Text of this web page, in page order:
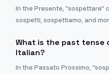
In the Presente, "sospettare"
sospetti, sospettiamo, and
What is the past tense
Italian?
In the Passato Prossimo,